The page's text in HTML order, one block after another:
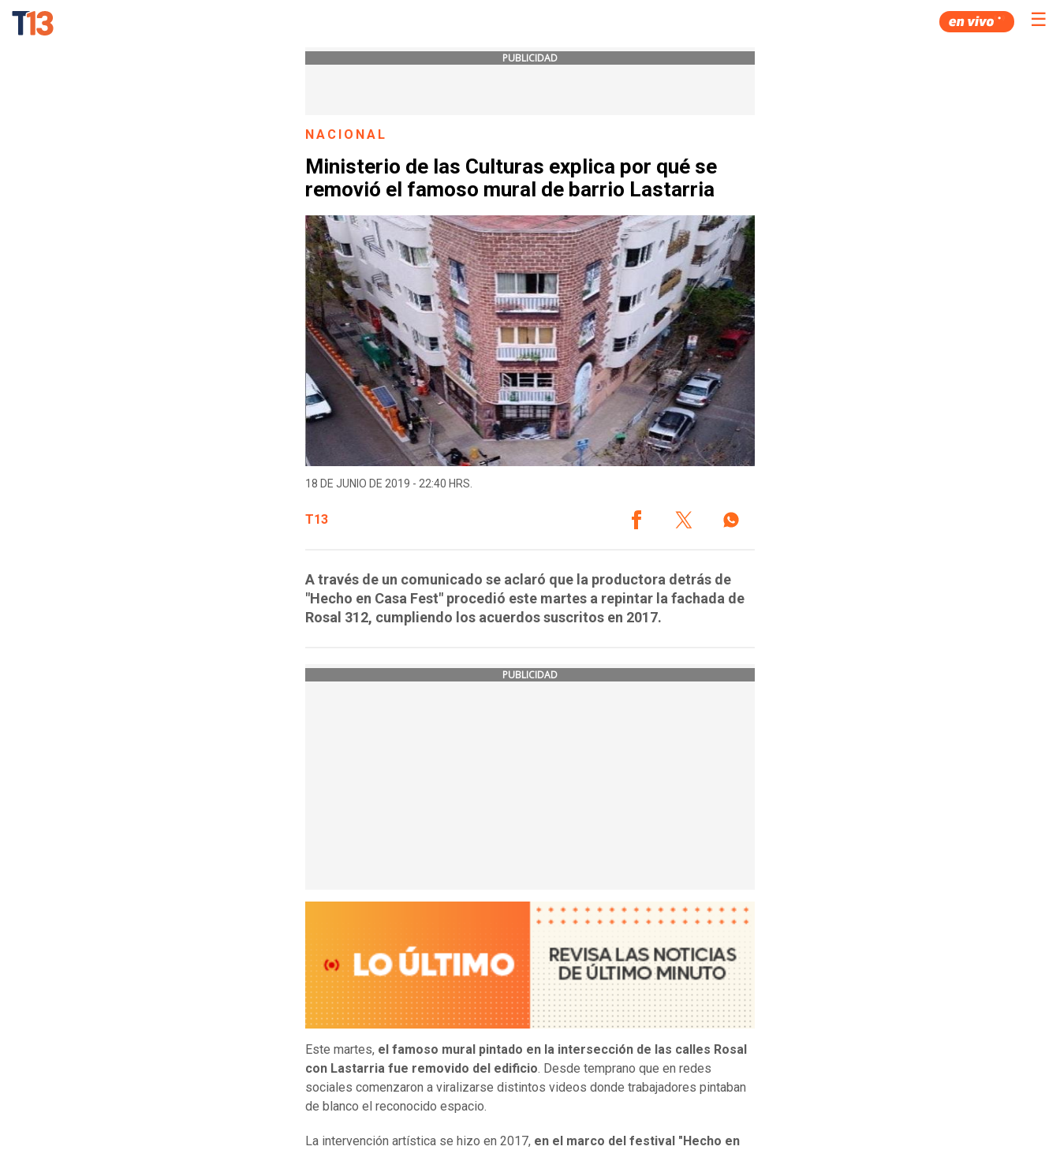
☰
PUBLICIDAD
NACIONAL
Ministerio de las Culturas explica por qué se
removió el famoso mural de barrio Lastarria
18 DE JUNIO DE 2019 - 22:40 HRS.
T13
A través de un comunicado se aclaró que la productora detrás de
"Hecho en Casa Fest" procedió este martes a repintar la fachada de
Rosal 312, cumpliendo los acuerdos suscritos en 2017.
PUBLICIDAD
Este martes, el famoso mural pintado en la intersección de las calles Rosal
con Lastarria fue removido del edificio. Desde temprano que en redes
sociales comenzaron a viralizarse distintos videos donde trabajadores pintaban
de blanco el reconocido espacio.
La intervención artística se hizo en 2017, en el marco del festival "Hecho en